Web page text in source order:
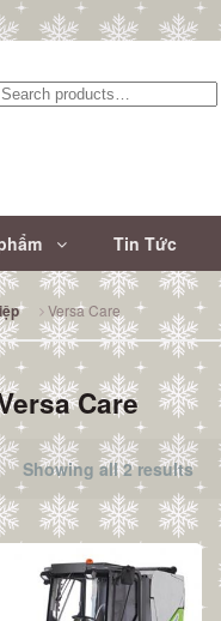
Tìm
Tin Tức
Versa Care
Care
Showing all 2 results